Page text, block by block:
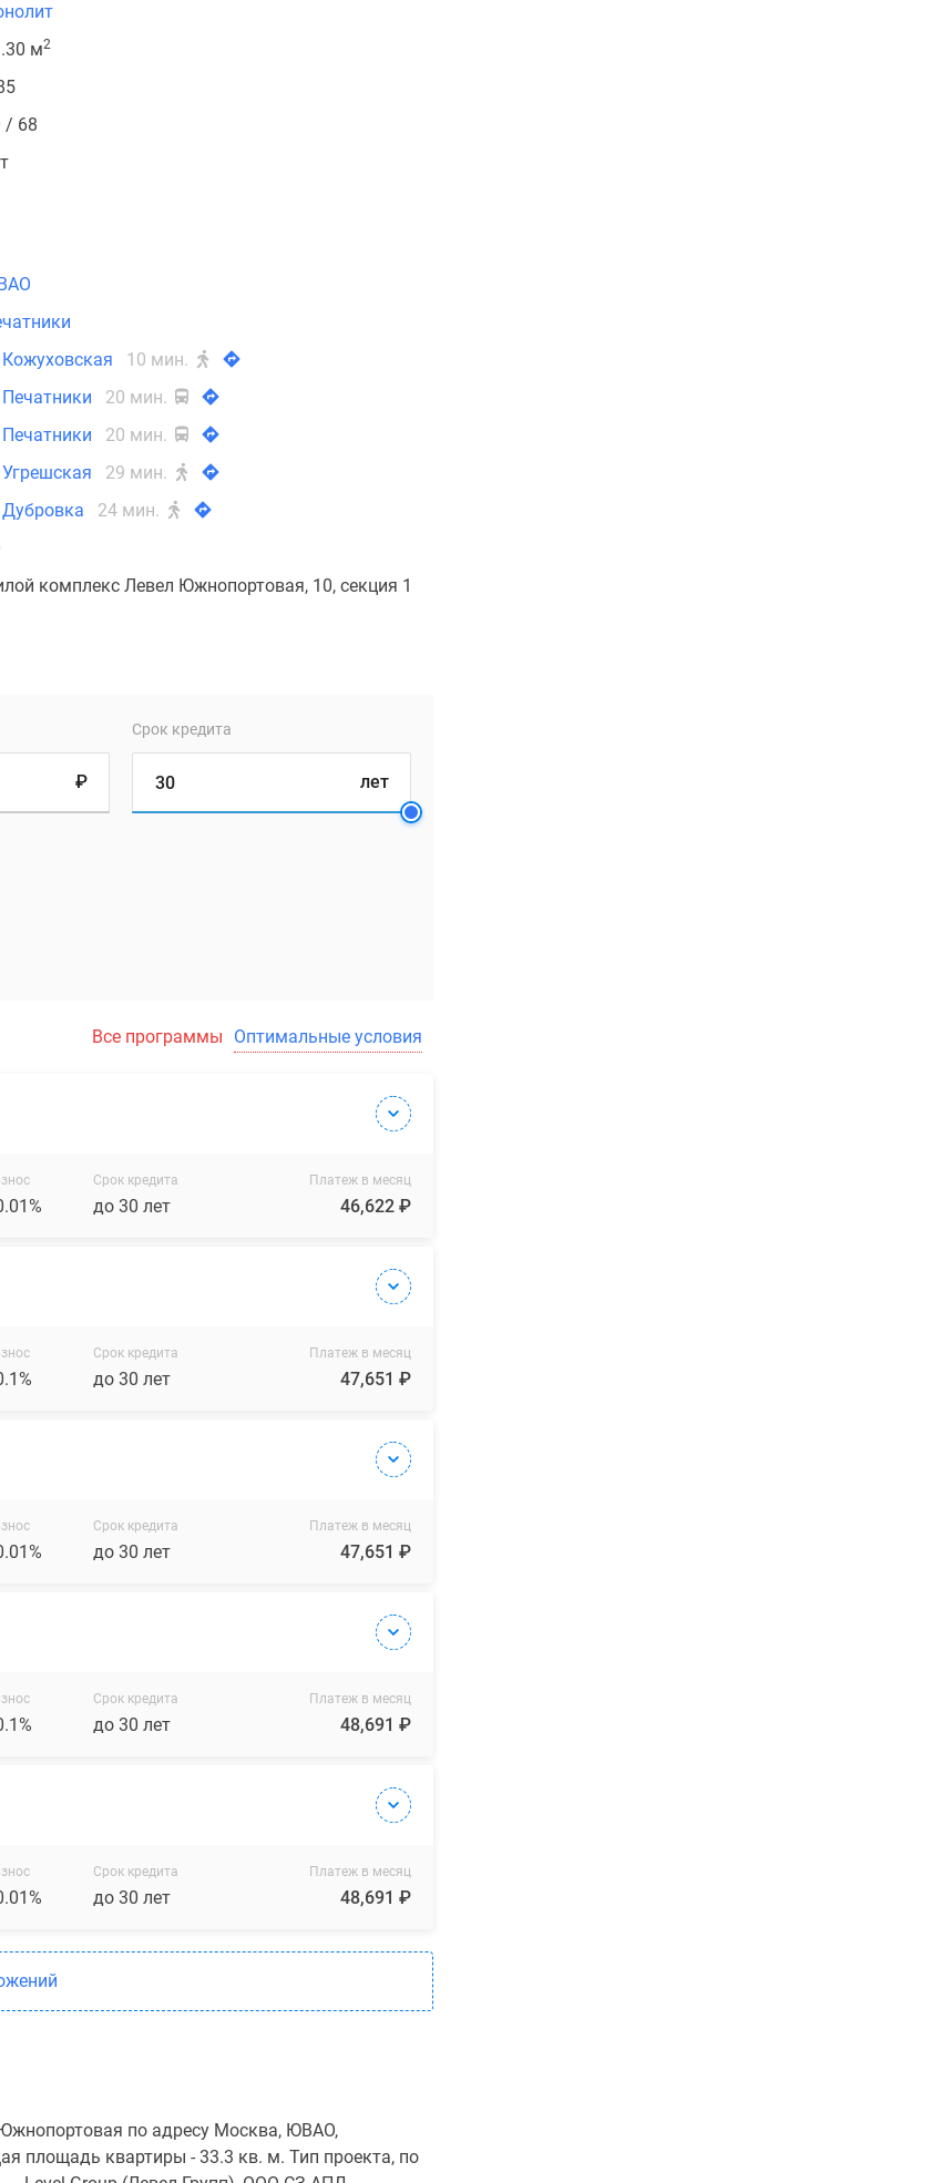
м2
/ 68
Кожуховская
10 мин.
Печатники
20 мин.
Печатники
20 мин.
Угрешская
29 мин.
Дубровка
24 мин.
комплекс Левел Южнопортовая, 10, секция 1
₽
Срок кредита
лет
Все программы Оптимальные условия
Срок кредита
до 30 лет
Платеж в месяц
46,622 ₽
Срок кредита
до 30 лет
Платеж в месяц
47,651 ₽
Срок кредита
до 30 лет
Платеж в месяц
47,651 ₽
Срок кредита
до 30 лет
Платеж в месяц
48,691 ₽
Срок кредита
до 30 лет
Платеж в месяц
48,691 ₽
по адресу Москва, ЮВАО,
площадь квартиры - 33.3 кв. м. Тип проекта, по